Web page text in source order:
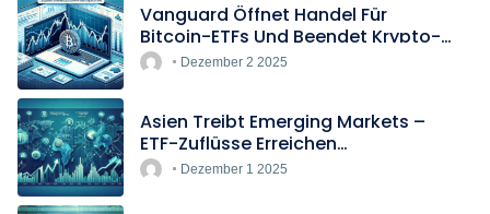
Vanguard Öffnet Handel Für
Bitcoin-ETFs Und Beendet Krypto-
BlockadeDezember 2 2025
Asien Treibt Emerging Markets –
ETF-Zuflüsse Erreichen
Rekordtempo
Dezember 1 2025